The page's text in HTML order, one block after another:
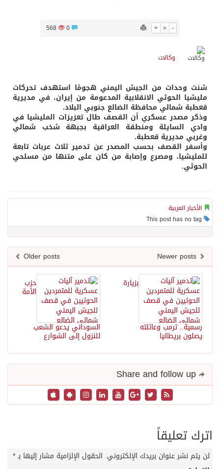
+ = -
568
وكالات
شنت وحدات من الجيش اليمني هجومًا استهدف تحركات
مليشيا الحوثي الانقلابية المدعومة من إيران، في مديرية
قعطبة شمالي محافظة الضالع جنوبي البلاد.
وذكر مصدر عسكري أن القصف طال تعزيزات المليشيا في
وادي السايلة ومنطقة العراقية بجبهة شخب شمالي
وغربي مديرية قعطبة.
وأسفر القصف بحسب المصدر عن تدمير ثلاث عربات تابعة
للمليشيا، ومصرع وإصابة من كان على متنها من مسلحي
الحوثي.
الأخبار العربية
Older posts
حزب
الأمة
السوداني يدعو الشعب
للنزول إلى الشوارع
بزيارة
رسمية.. ترمب وعائلته
يصلون بريطانيا
اترك تعليقاً
لن يتم نشر عنوان بريدك الإلكتروني. الحقول الإلزامية مشار إليها بـ*